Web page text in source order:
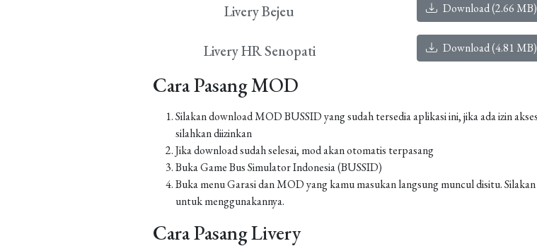
Livery Bejeu Download (2.66 MB)
Livery HR Senopati Download (4.81 MB)
Cara Pasang MOD
Silakan download MOD BUSSID yang sudah tersedia aplikasi ini, jika ada izin
silahkan diizinkan
Jika download sudah selesai, mod akan otomatis terpasang
Buka Game Bus Simulator Indonesia (BUSSID)
Buka menu Garasi dan MOD yang kamu masukan langsung muncul disitu.
untuk menggunakannya.
Cara Pasang Livery